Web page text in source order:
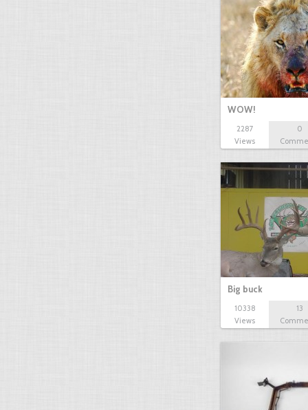
WOW!
2287
Views
0
Big buck
10338
Views
13